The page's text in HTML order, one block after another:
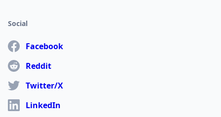
Social
Facebook
Reddit
Twitter/X
LinkedIn